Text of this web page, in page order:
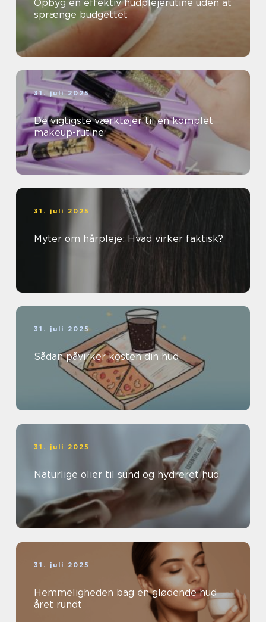
Opbyg en effektiv hudplejerutine uden at
sprænge budgettet
31. juli 2025
De vigtigste værktøjer til en komplet
makeup-rutine
31. juli 2025
Myter om hårpleje: Hvad virker faktisk?
31. juli 2025
Sådan påvirker kosten din hud
31. juli 2025
Naturlige olier til sund og hydreret hud
31. juli 2025
Hemmeligheden bag en glødende hud
året rundt